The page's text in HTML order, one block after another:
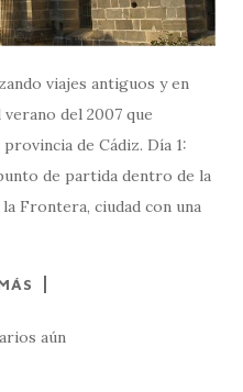
viajes antiguos y en
del 2007 que
de Cádiz. Día 1:
de partida dentro de la
Frontera, ciudad con una
aún